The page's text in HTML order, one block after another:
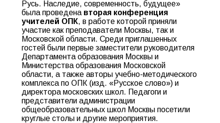
Русь. Наследие, современность, будущее»
была проведена вторая конференция
учителей ОПК, в работе которой приняли
участие как преподаватели Москвы, так и
Московской области. Среди приглашенных
гостей были первые заместители руководителя
Департамента образования Москвы и
Министерства образования Московской
области, а также авторы учебно-методического
комплекса по ОПК (изд. «Русское слово») и
директора московских школ. Педагоги и
представители администрации
общеобразовательных школ Москвы посетили
круглые столы и другие мероприятия.